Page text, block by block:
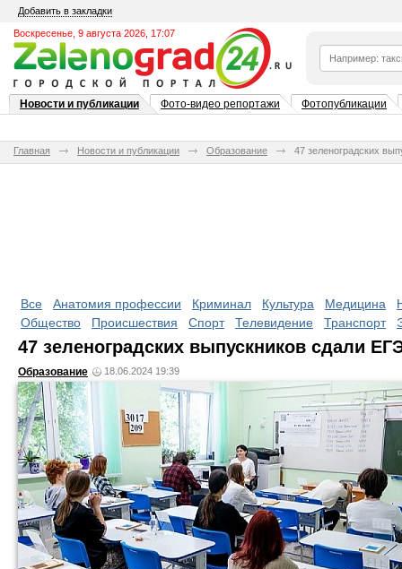
Добавить в закладки
Воскресенье, 9 августа 2026, 17:07
Новости и публикации Фото-видео репортажи Фотопубликации
Главная Новости и публикации Образование 47 зеленоградских
Все Анатомия профессии Криминал Культура Медицина
Общество
Происшествия Спорт Телевидение Транспорт
47 зеленоградских выпускников сдали
Образование 18.06.2024 19:39